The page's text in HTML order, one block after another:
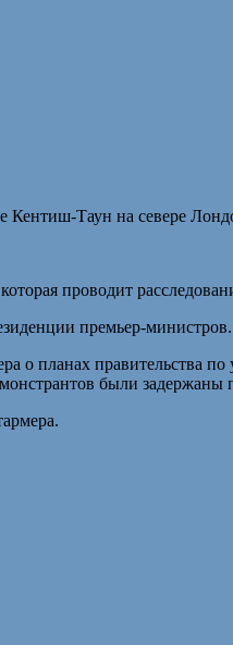
Таун на севере
проводит
премьер-
о планах правительства
были